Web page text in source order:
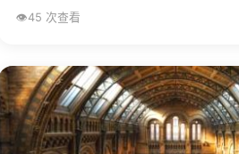
👁️45 次查看